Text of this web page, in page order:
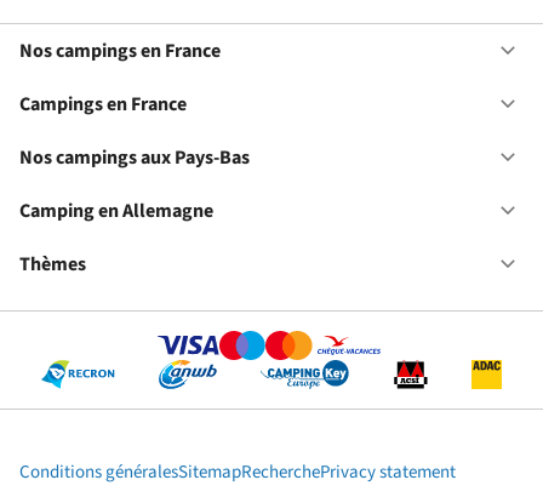
Nos campings en France
Campings en France
Nos campings aux Pays-Bas
Camping en Allemagne
Thèmes
Conditions généralesSitemapRecherchePrivacy statement